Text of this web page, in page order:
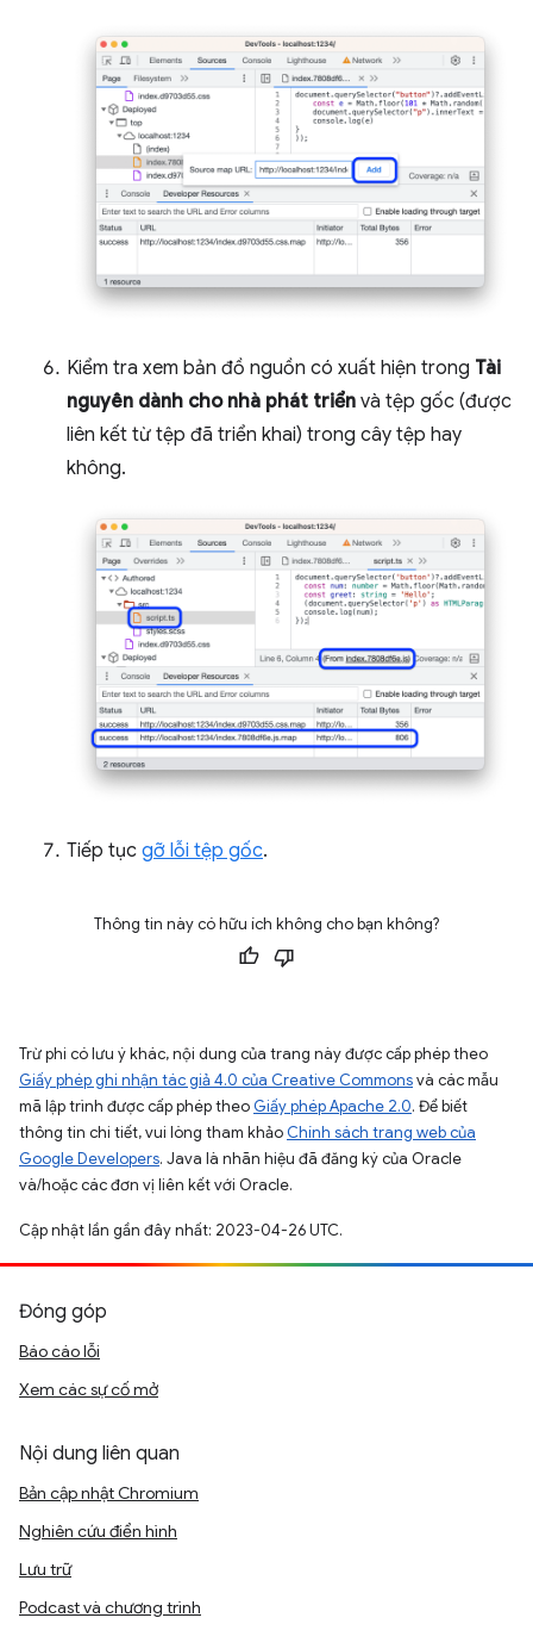
Kiểm tra xem bản đồ nguồn có xuất hiện trong Tài
nguyên dành cho nhà phát triển và tệp gốc (được
liên kết từ tệp đã triển khai) trong cây tệp hay
không.
Tiếp tục gỡ lỗi tệp gốc.
Thông tin này có hữu ích không cho bạn không?
Trừ phi có lưu ý khác, nội dung của trang này được cấp phép theo
Giấy phép ghi nhận tác giả 4.0 của Creative Commonsvà các mẫu
mã lập trình được cấp phép theo Giấy phép Apache 2.0. Để biết
thông tin chi tiết, vui lòng tham khảo Chính sách trang web của
Google Developers. Java là nhãn hiệu đã đăng ký của Oracle
và/hoặc các đơn vị liên kết với Oracle.
Cập nhật lần gần đây nhất: 2023-04-26 UTC.
Đóng góp
Báo cáo lỗi
Xem các sự cố mở
Nội dung liên quan
Bản cập nhật Chromium
Nghiên cứu điển hình
Lưu trữ
Podcast và chương trình